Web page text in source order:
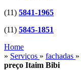
(11) 5841-1965
(11) 5845-1851
Home
» Serviços » fachadas »
preço Itaim Bibi